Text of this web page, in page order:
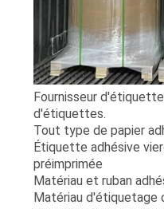
CITATION
PLAN
SITE
PRIVACY
POLICY
Fournisseur
d'étiquettes.
Tout type de papier
Étiquette adhésive
préimprimée
Matériau et ruban
Matériau d'étiquetage